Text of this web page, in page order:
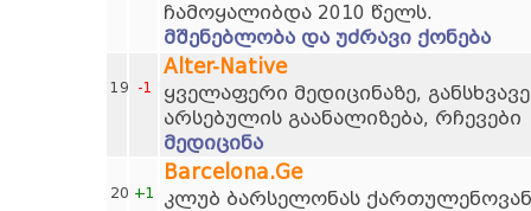
ჩამოყალიბდა 2010 წელს.
მშენებლობა და უძრავი ქონება
19 -1
Alter-Native
ყველაფერი მედიცინაზე,
არსებულის გაანალიზება, რჩევები
მედიცინა
20 +1
Barcelona.Ge
კლუბ ბარსელონას